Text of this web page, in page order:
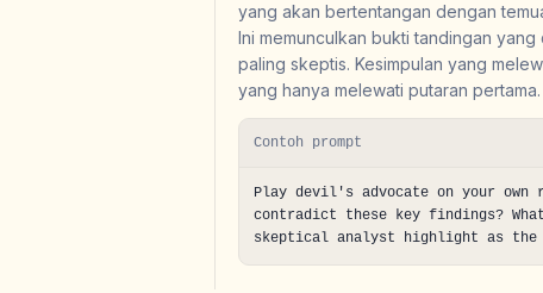
yang akan bertentangan dengan
Ini memunculkan bukti tandingan
paling skeptis. Kesimpulan yang
yang hanya melewati putaran pertama.
Contoh prompt
Play devil's advocate on your own
contradict these key findings?
skeptical analyst highlight as the